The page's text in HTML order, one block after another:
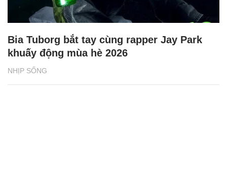
NHỊP SỐNG
Bia Tuborg bắt tay cùng rapper Jay Park
khuấy động mùa hè 2026